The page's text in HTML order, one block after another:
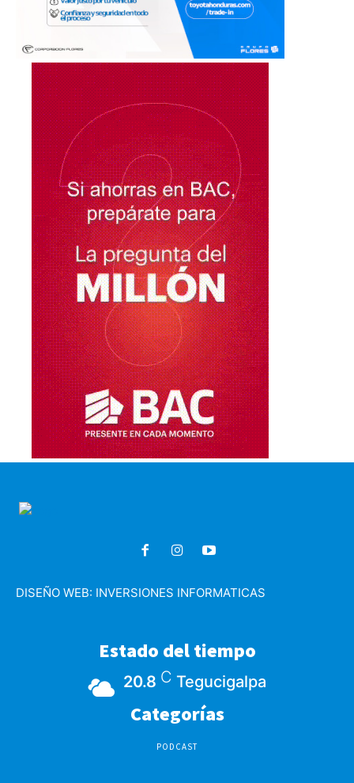
DISEÑO WEB: INVERSIONES INFORMATICAS
Estado del tiempo
20.8 C Tegucigalpa
Categorías
PODCAST